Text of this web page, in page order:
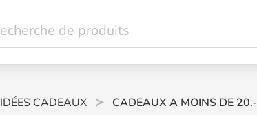
IDÉES CADEAUX CADEAUX A MOINS DE 20.-